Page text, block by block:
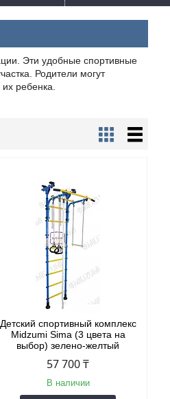
Эти удобные спортивные
Родители могут
ребенка.
Детский спортивный комплекс
Midzumi Sima (3 цвета на
выбор) зелено-желтый
57 700 ₸
В наличии